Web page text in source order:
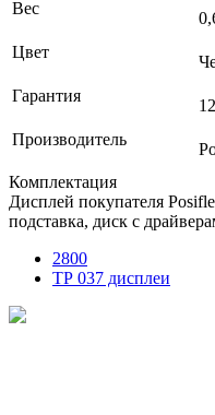
Вес
Цвет
Гарантия
Производитель
Комплектация
Дисплей покупателя
подставка, диск с
2800
ТР 037 дисплеи